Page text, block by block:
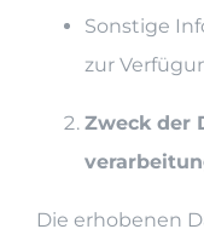
Sonstige
zur
Zweck der
Die erhobenen